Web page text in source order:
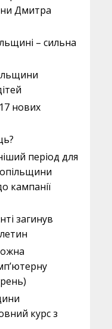
Дмитра
– сильна
нових
період для
кампанії
загинув
курс з